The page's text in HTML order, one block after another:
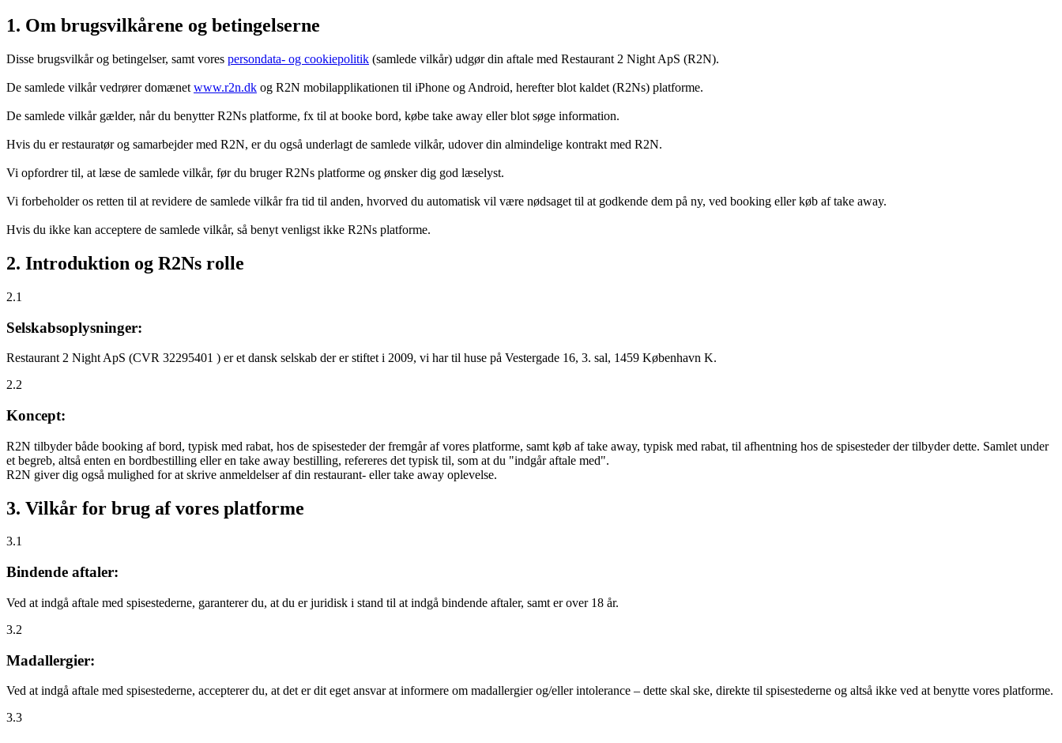
1. Om brugsvilkårene og betingelserne
Disse brugsvilkår og betingelser, samt vores persondata- og cookiepolitik (samlede vilkår) udgør din aftale med Restaurant 2 Night ApS (R2N).
De samlede vilkår vedrører domænet www.r2n.dk og R2N mobilapplikationen til iPhone og Android, herefter blot kaldet (R2Ns) platforme.
De samlede vilkår gælder, når du benytter R2Ns platforme, fx til at booke bord, købe take away eller blot søge information.
Hvis du er restauratør og samarbejder med R2N, er du også underlagt de samlede vilkår, udover din almindelige kontrakt med R2N.
Vi opfordrer til, at læse de samlede vilkår, før du bruger R2Ns platforme og ønsker dig god læselyst.
Vi forbeholder os retten til at revidere de samlede vilkår fra tid til anden, hvorved du automatisk vil være nødsaget til at godkende dem på ny, ved booking eller køb af take away.
Hvis du ikke kan acceptere de samlede vilkår, så benyt venligst ikke R2Ns platforme.
2. Introduktion og R2Ns rolle
2.1
Selskabsoplysninger:
Restaurant 2 Night ApS (CVR 32295401 ) er et dansk selskab der er stiftet i 2009, vi har til huse på Vestergade 16, 3. sal, 1459 København K.
2.2
Koncept:
R2N tilbyder både booking af bord, typisk med rabat, hos de spisesteder der fremgår af vores platforme, samt køb af take away, typisk med rabat, til afhentning hos de spisesteder der tilbyder dette. Samlet under
et begreb, altså enten en bordbestilling eller en take away bestilling, refereres det typisk til, som at du "indgår aftale med".
R2N giver dig også mulighed for at skrive anmeldelser af din restaurant- eller take away oplevelse.
3. Vilkår for brug af vores platforme
3.1
Bindende aftaler:
Ved at indgå aftale med spisestederne, garanterer du, at du er juridisk i stand til at indgå bindende aftaler, samt er over 18 år.
3.2
Madallergier:
Ved at indgå aftale med spisestederne, accepterer du, at det er dit eget ansvar at informere om madallergier og/eller intolerance – dette skal ske, direkte til spisestederne og altså ikke ved at benytte vores platforme.
3.3